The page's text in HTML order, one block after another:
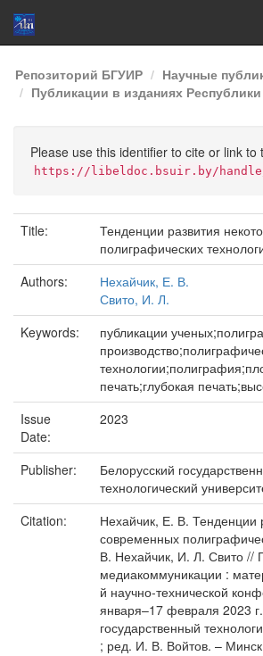
Skip
navigation
Репозиторий БГУИР
Научные
Публикации в изданиях
Please use this identifier to cite or link to
https://libeldoc.bsuir.by/handle/
Title:
Тенденции развития
полиграфических
Authors:
Нехайчик, Е. В.
Свито, И. Л.
Keywords:
публикации
печать;глубокая
Issue
Date:
2023
Publisher:
Белорусский
технологический
Citation:
Нехайчик, Е. В. Тенденции
современных
В. Нехайчик, И. Л. Свито //
медиакоммуникации :
й научно-технической
января–17 февраля 2023
государственный
; ред. И. В. Войтов. –